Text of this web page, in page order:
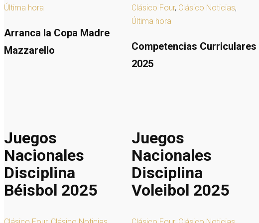
Última hora
Arranca la Copa Madre
Mazzarello
Clásico Four, Clásico Noticias,
Última hora
Competencias Curriculares
2025
Juegos
Nacionales
Disciplina
Béisbol 2025
Juegos
Nacionales
Disciplina
Voleibol 2025